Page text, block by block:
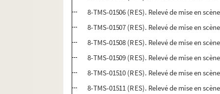
8-TMS-01506 (RES). Relevé de mise en
8-TMS-01507 (RES). Relevé de mise en
8-TMS-01508 (RES). Relevé de mise en
8-TMS-01509 (RES). Relevé de mise en
8-TMS-01510 (RES). Relevé de mise en
8-TMS-01511 (RES). Relevé de mise en